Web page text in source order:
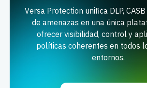
Versa Protection unifica DLP,
de amenazas en una única
ofrecer visibilidad, control y
políticas coherentes en todos
entornos.